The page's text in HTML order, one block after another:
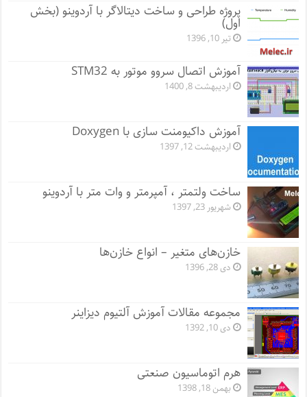
پروژه طراحی و ساخت دیتالاگر با آردوینو (بخش
اول)
تیر 10, 1396
آموزش اتصال سروو موتور به STM32
اردیبهشت 8, 1400
آموزش داکیومنت سازی با Doxygen
اردیبهشت 12, 1397
ساخت ولتمتر ، آمپرمتر و وات متر با آردوینو
شهریور 23, 1397
خازن‌های متغیر – انواع خازن‌ها
دی 28, 1396
مجموعه مقالات آموزش آلتیوم دیزاینر
دی 10, 1392
هرم اتوماسیون صنعتی
بهمن 18, 1398